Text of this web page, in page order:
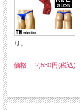
り。
価格： 2,530円(税込)